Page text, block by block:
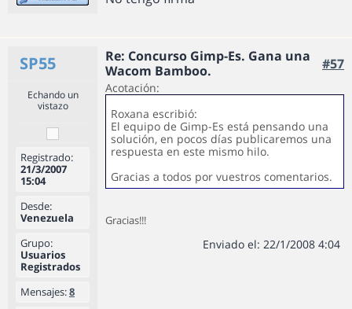
SP55
Re: Concurso Gimp-Es. Gana una
Wacom Bamboo.
#57
Echando un
vistazo
Registrado:
21/3/2007
15:04
Desde:
Venezuela
Grupo:
Usuarios
Registrados
Mensajes:8
Acotación:
Roxana escribió:
El equipo de Gimp-Es está pensando una
solución, en pocos días publicaremos una
respuesta en este mismo hilo.
Gracias a todos por vuestros comentarios.
Gracias!!!
Enviado el: 22/1/2008 4:04